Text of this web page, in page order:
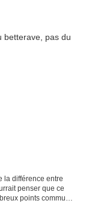
la différence entre
penser que ce
points communs